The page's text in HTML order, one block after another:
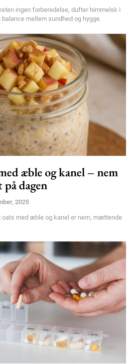
/ year
sit
tortor
dolor
MONTHLY PRICING
ingen forberedelse, dufter himmelsk i
mellem sundhed og hygge.
æble og kanel – nem
dagen
2025
oats med æble og kanel er nem, mættende